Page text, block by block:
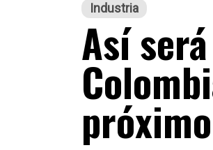
Industria
Así